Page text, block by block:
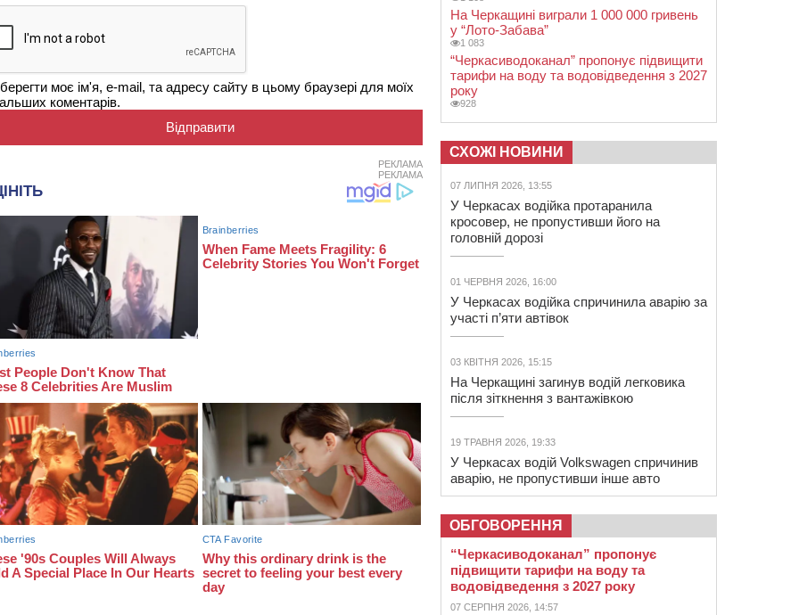
моє ім'я, e-mail, та адресу сайту в цьому браузері для моїх
коментарів.
РЕКЛАМА
РЕКЛАМА
На Черкащині виграли 1 000 000 гривень
у “Лото-Забава”
1 083
“Черкасиводоканал” пропонує підвищити
тарифи на воду та водовідведення з 2027
року
928
СХОЖІ НОВИНИ
07 ЛИПНЯ 2026, 13:55
У Черкасах водійка протаранила
кросовер, не пропустивши його на
головній дорозі
01 ЧЕРВНЯ 2026, 16:00
У Черкасах водійка спричинила аварію за
участі п’яти автівок
03 КВІТНЯ 2026, 15:15
На Черкащині загинув водій легковика
після зіткнення з вантажівкою
19 ТРАВНЯ 2026, 19:33
У Черкасах водій Volkswagen спричинив
аварію, не пропустивши інше авто
ОБГОВОРЕННЯ
“Черкасиводоканал” пропонує
підвищити тарифи на воду та
водовідведення з 2027 року
07 СЕРПНЯ 2026, 14:57